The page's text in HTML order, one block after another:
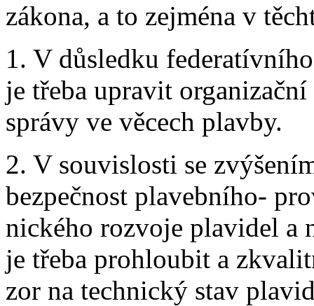
zákona, a to zejména v
1. V důsledku
je třeba upravit
správy ve věcech plavby.
2. V souvislosti se
bezpečnost plavebního-
nického rozvoje plavidel a
je třeba prohloubit a
zor na technický stav